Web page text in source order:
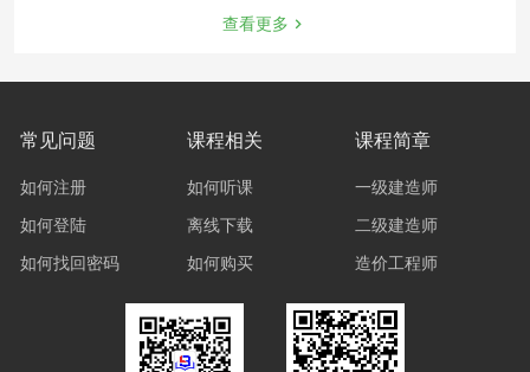
查看更多
常见问题
如何注册
如何登陆
如何找回密码
课程相关
如何听课
离线下载
如何购买
课程简章
一级建造师
二级建造师
造价工程师